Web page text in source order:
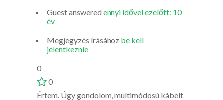
Guestanswered ennyi idővel ezelőtt: 10
év
Megjegyzés írásához be kell
jelentkeznie
0
0
Értem. Úgy gondolom, multimódosú kábelt